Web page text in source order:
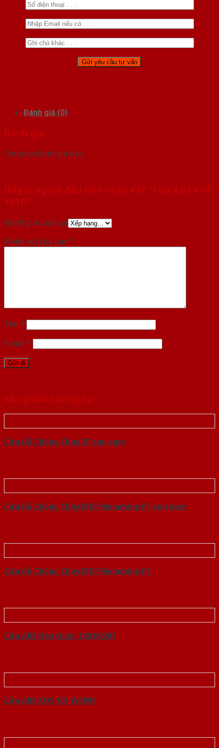
Đánh giá (0)
Đánh giá
Chưa có đánh giá nào.
Hãy là người đầu tiên nhận xét “Cửa ABS KOS
101D”
Đánh giá của bạn
Nhận xét của bạn *
Tên *
Email *
Sản phẩm tương tự
Cửa Gỗ Chống Cháy 2P son xam
Cửa Gỗ Chống Cháy MDF Melamine P1 van kem
Cửa Gỗ Chống Cháy MDF Melamine P1
Cửa ABS Hàn Quốc 120 K0201
Cửa ABS KOS 101 W0901